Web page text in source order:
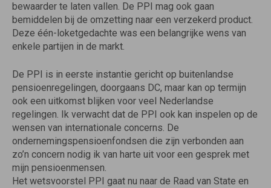
bewaarder te laten vallen. De PPI mag ook gaan
bemiddelen bij de omzetting naar een verzekerd product.
Deze één-loketgedachte was een belangrijke wens van
enkele partijen in de markt.
De PPI is in eerste instantie gericht op buitenlandse
pensioenregelingen, doorgaans DC, maar kan op termijn
ook een uitkomst blijken voor veel Nederlandse
regelingen. Ik verwacht dat de PPI ook kan inspelen op de
wensen van internationale concerns. De
ondernemingspensioenfondsen die zijn verbonden aan
zo’n concern nodig ik van harte uit voor een gesprek met
mijn pensioenmensen.
Het wetsvoorstel PPI gaat nu naar de Raad van State en